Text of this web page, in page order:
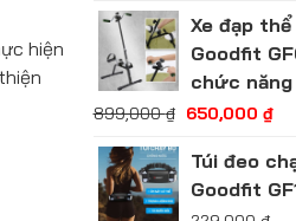
hiện
Xe đạp
Goodfit
chức
899,000₫ 650,000 ₫
Túi đeo
Goodfit